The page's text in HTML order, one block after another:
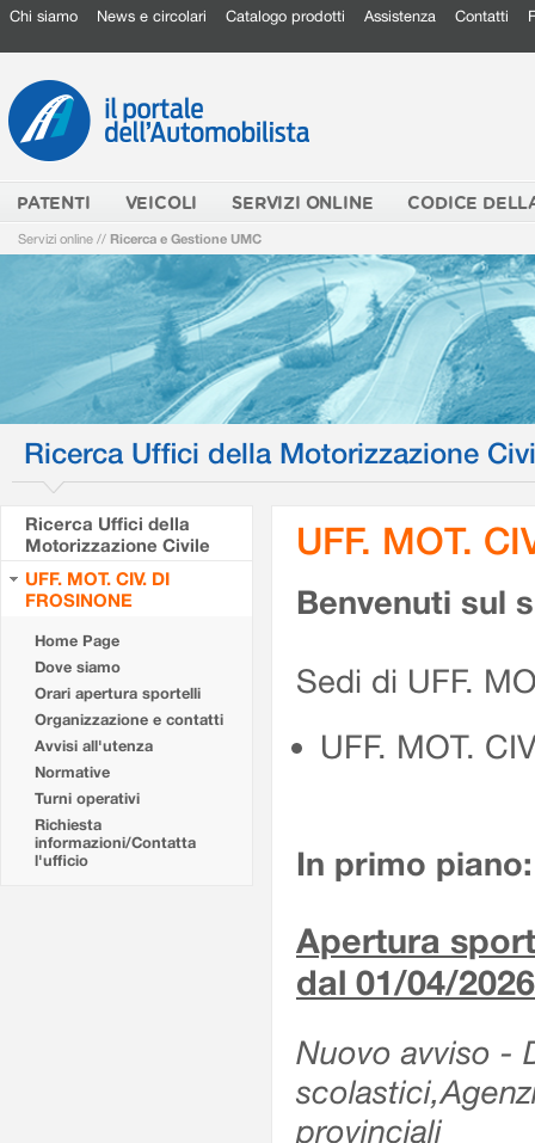
Chi siamo News e circolari Catalogo prodotti Assistenza Contatti
PATENTI VEICOLI SERVIZI ONLINE CODICE
Servizi online // Ricerca e Gestione UMC
Ricerca Uffici della Motorizzazione
Ricerca Uffici della
Motorizzazione Civile
UFF. MOT. CIV. DI
FROSINONE
Home Page
Dove siamo
Orari apertura sportelli
Organizzazione e contatti
Avvisi all'utenza
Normative
Turni operativi
Richiesta
informazioni/Contatta
l'ufficio
UFF. MOT.
Benvenuti sul
Sedi di UFF.
UFF. MOT.
In primo piano:
Apertura
dal 01/04/2026
Nuovo avviso -
provinciali